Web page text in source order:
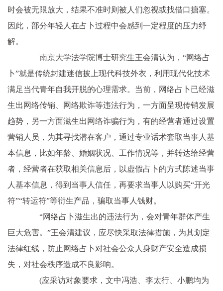
时会被无限放大，结果不准时则被人们忽视或找借口搪塞。
因此，部分年轻人在占卜过程中会感到一定程度的压力纾
解。
南京大学法学院博士研究生王会清认为，“网络占
卜”就是传统封建迷信披上现代科技外衣，利用现代化技术
满足当代青年自我开脱的心理需求。当前，网络占卜已经滋
生出网络传销、网络欺诈等违法行为，一方面呈现传销发展
趋势，另一方面滋生出网络诈骗行为，有的经营者通过设置
营销人员，为其寻找潜在客户，通过专业话术套取当事人基
本信息，比如年龄、婚姻状况、工作情况等，并转达给经营
者，经营者在获取相关信息后，以虚假占卜的方式陈述当事
人基本信息，得到当事人信任，再要求当事人以购买“开光
符”“转运符”等衍生产品，骗取当事人钱财。
“网络占卜滋生出的违法行为，会对青年群体产生
巨大危害。”王会清建议，应尽快采取法律措施，为其划定
法律红线，防止网络占卜对社会公众人身财产安全造成损
失，对社会秩序造成不良影响。
(应采访对象要求，文中冯浩、李太行、小鹏均为